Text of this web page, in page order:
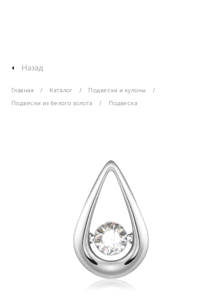
Назад
Главная Каталог Подвески и кулоны
Подвески из белого золота Подвеска